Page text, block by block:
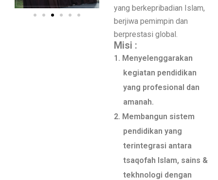
yang berkepribadian Islam,
berjiwa pemimpin dan
berprestasi global.
Misi :
1. Menyelenggarakan
kegiatan pendidikan
yang profesional dan
amanah.
2. Membangun sistem
pendidikan yang
terintegrasi antara
tsaqofah Islam, sains &
tekhnologi dengan